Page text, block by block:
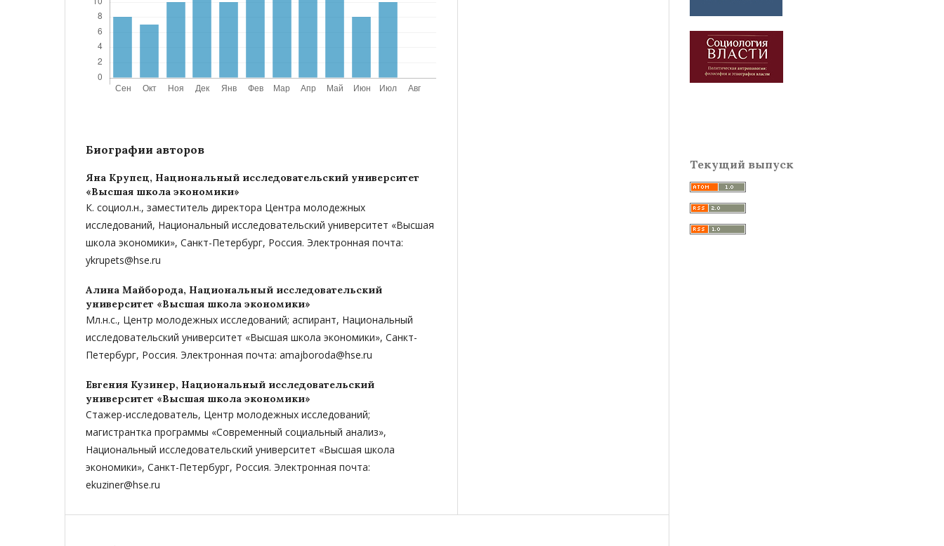
Биографии авторов
Яна Крупец, Национальный исследовательский университет
«Высшая школа экономики»
К. социол.н., заместитель директора Центра молодежных
исследований, Национальный исследовательский университет «Высшая
школа экономики», Санкт-Петербург, Россия. Электронная почта:
ykrupets@hse.ru
Алина Майборода, Национальный исследовательский
университет «Высшая школа экономики»
Мл.н.с., Центр молодежных исследований; аспирант, Национальный
исследовательский университет «Высшая школа экономики», Санкт-
Петербург, Россия. Электронная почта: amajboroda@hse.ru
Евгения Кузинер, Национальный исследовательский
университет «Высшая школа экономики»
Стажер-исследователь, Центр молодежных исследований;
магистрантка программы «Современный социальный анализ»,
Национальный исследовательский университет «Высшая школа
экономики», Санкт-Петербург, Россия. Электронная почта:
ekuziner@hse.ru
Текущий выпуск